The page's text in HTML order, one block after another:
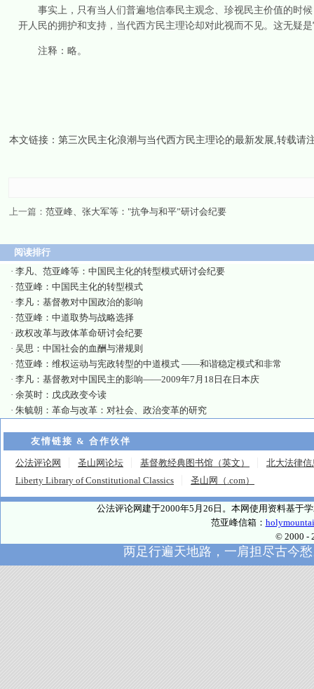
事实上，只有当人们普遍地信奉民主观念、珍视民主价值的时候
开人民的拥护和支持，当代西方民主理论却对此视而不见。这无疑
注释：略。
本文链接： 第三次民主化浪潮与当代西方民主理论的最新发展,转载请
上一篇： 范亚峰、张大军等："抗争与和平”研讨会纪要
阅读排行
· 李凡、范亚峰等：中国民主化的转型模式研讨会纪要
· 范亚峰：中国民主化的转型模式
· 李凡：基督教对中国政治的影响
· 范亚峰：中道取势与战略选择
· 政权改革与政体革命研讨会纪要
· 吴思：中国社会的血酬与潜规则
· 范亚峰：维权运动与宪政转型的中道模式 ——和谐稳定模式和非常
· 李凡：基督教对中国民主的影响——2009年7月18日在日本庆
· 余英时：戊戌政变今读
· 朱毓朝：革命与改革：对社会、政治变革的研究
友情链接 & 合作伙伴
公法评论网 圣山网论坛 基督教经典图书馆（英文）
北大法律信
Liberty Library of Constitutional Classics
圣山网（.com）
公法评论网建于2000年5月26日。本网使用资料基于
范亚峰信箱：
© 2000 -
两足行遍天地路，一肩担尽古今